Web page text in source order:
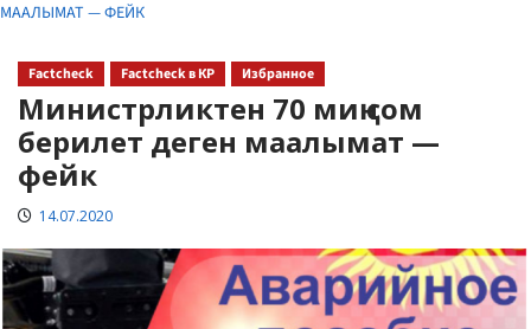
МААЛЫМАТ — ФЕЙК
Factcheck Factcheck в КР Избранное
Министрликтен 70 миң сом
берилет деген маалымат —
фейк
14.07.2020